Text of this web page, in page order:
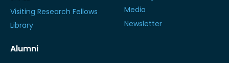
Visiting Research Fellows
Library
Media
Newsletter
Alumni